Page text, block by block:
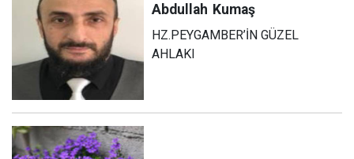
Abdullah Kumaş
HZ.PEYGAMBER’İN GÜZEL
AHLAKI